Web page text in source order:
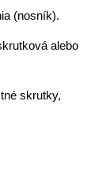
(nosník).
alebo
skrutky,